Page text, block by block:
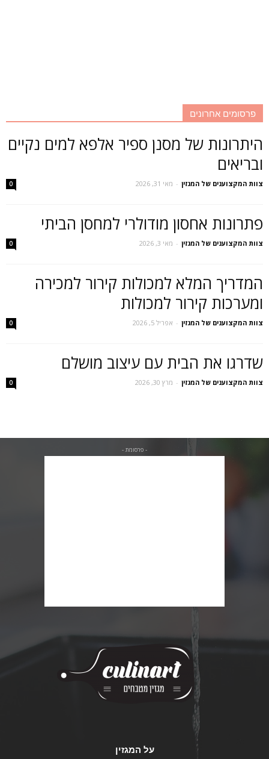
פרסומים אחרונים
היתרונות של מסנן ספיר אלפא למים נקיים
ובריאים
צוות המקצוענים של המגזין - מאי 31, 2026 0
פתרונות אחסון מודולרי למחסן הביתי
צוות המקצוענים של המגזין - מאי 3, 2026 0
המדריך המלא למכולות קירור למכירה
ומערכות קירור למכולות
צוות המקצוענים של המגזין - אפריל 5, 2026 0
שדרגו את הבית עם עיצוב מושלם
צוות המקצוענים של המגזין - מרץ 30, 2026 0
- פרסומת -
על המגזין